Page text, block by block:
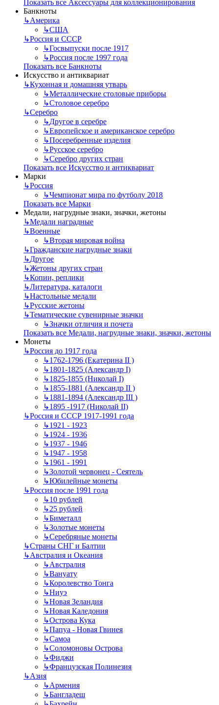
Показать все Аксессуары для коллекционирования
Банкноты
↳Америка
↳США
↳Россия и СССР
↳Госвыпуски после 1917
↳Россия после 1997 года
Показать все Банкноты
Искусство и антиквариат
↳Кухонная и домашняя утварь
↳Металлические столовые приборы
↳Столовое серебро
↳Серебро
↳Другое в серебре
↳Европейское и американское серебро
↳Посеребренные изделия
↳Русское серебро
↳Серебро других стран
Показать все Искусство и антиквариат
Марки
↳Россия
↳Чемпионат мира по футболу 2018
Показать все Марки
Медали, нагрудные знаки, значки, жетоны
↳Mедали наградные
↳Военные
↳Вторая мировая война
↳Гражданские нагрудные знаки
↳Другое
↳Жетоны других стран
↳Копии, реплики
↳Литература, каталоги
↳Настольные медали
↳Русские жетоны
↳Тематические сувенирные значки
↳Значки отличия и почета
Показать все Медали, нагрудные знаки, значки, жетоны
Монеты
↳Россия до 1917 года
↳1762-1796 (Екатерина II )
↳1801-1825 (Александр I)
↳1825-1855 (Николай I)
↳1855-1881 (Александр II )
↳1881-1894 (Александр III )
↳1895 -1917 (Николай II)
↳Россия и СССР 1917-1991 года
↳1921 - 1923
↳1924 - 1936
↳1937 - 1946
↳1947 - 1958
↳1961 - 1991
↳Золотой червонец - Сеятель
↳Юбилейные монеты
↳Россия после 1991 года
↳10 рублей
↳25 рублей
↳Биметалл
↳Золотые монеты
↳Серебряные монеты
↳Страны СНГ и Балтии
↳Австралия и Океания
↳Австралия
↳Вануату
↳Королевство Тонга
↳Ниуэ
↳Новая Зеландия
↳Новая Каледония
↳Острова Кука
↳Папуа - Новая Гвинея
↳Самоа
↳Соломоновы Острова
↳Фиджи
↳Французская Полинезия
↳Азия
↳Армения
↳Бангладеш